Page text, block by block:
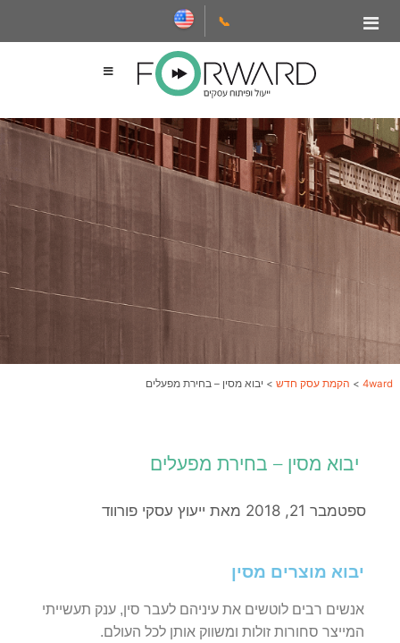
📞
4ward
> הקמת עסק חדש > יבוא מסין – בחירת מפעלים
יבוא מסין – בחירת מפעלים
ספטמבר 21, 2018 מאת ייעוץ עסקי פורווד
יבוא מוצרים מסין
אנשים רבים לוטשים את עיניהם לעבר סין, ענק תעשייתי
המייצר סחורות זולות ומשווק אותן לכל העולם.